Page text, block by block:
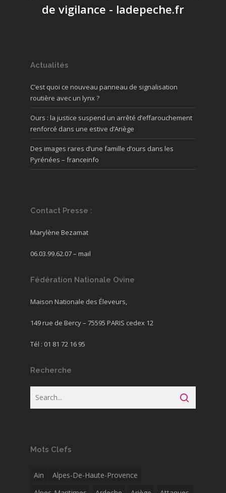
de vigilance - ladepeche.fr
Actualités
C’est quoi ce nouveau panneau de signalisation
routière avec un lynx ?
Ours : la justice suspend un arrêté d’effarouchement
renforcé dans une estive d’Ariège
Des images rares d’une famille d’ours dans les
Pyrénées – franceinfo
Contact Presse :
Marylène Bezamat
06.03.99.62.07 – mail
Fédération Nationale Ovine
Maison Nationale des Éleveurs,
149 rue de Bercy – 75595 PARIS cedex 12
Tél : 01 81 72 16 95
Recherche
Mots Clefs
Ain
Alpes-De-Haute-Provence